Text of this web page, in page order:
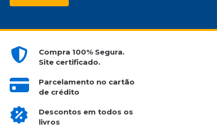
Compra 100% Segura.
Site certificado.
Parcelamento no cartão
de crédito
Descontos em todos os
livros